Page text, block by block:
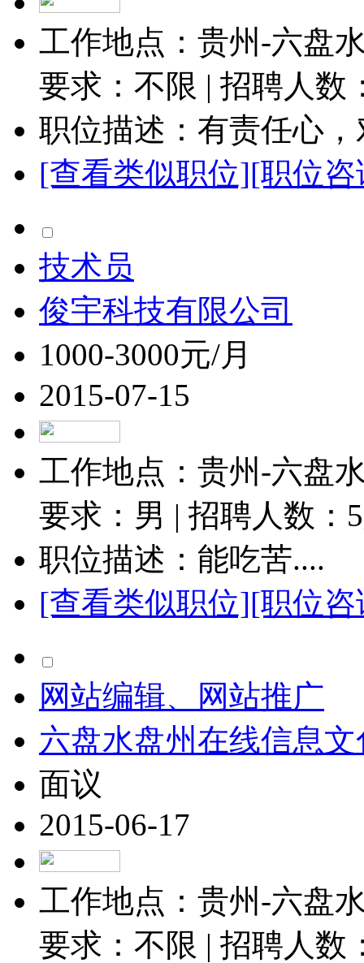
工作地点：贵州-六盘
要求：不限 | 招聘人数
职位描述：有责任心
[查看类似职位][职位
技术员
俊宇科技有限公司
1000-3000元/月
2015-07-15
工作地点：贵州-六盘
要求：男 | 招聘人数： 5
职位描述：能吃苦....
[查看类似职位][职位
网站编辑、网站推广
六盘水盘州在线信息
面议
2015-06-17
工作地点：贵州-六盘
要求：不限 | 招聘人数